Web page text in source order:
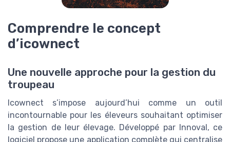
Comprendre le concept
d’icownect
Une nouvelle approche pour la gestion du
troupeau
Icownect s’impose aujourd’hui comme un outil
incontournable pour les éleveurs souhaitant optimiser
la gestion de leur élevage. Développé par Innoval, ce
logiciel propose une application complète qui centralise